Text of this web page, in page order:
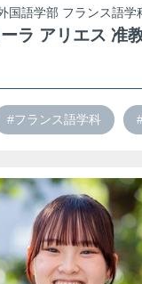
国語学部 フランス語学
ラ アリエス 准
#フランス語学科